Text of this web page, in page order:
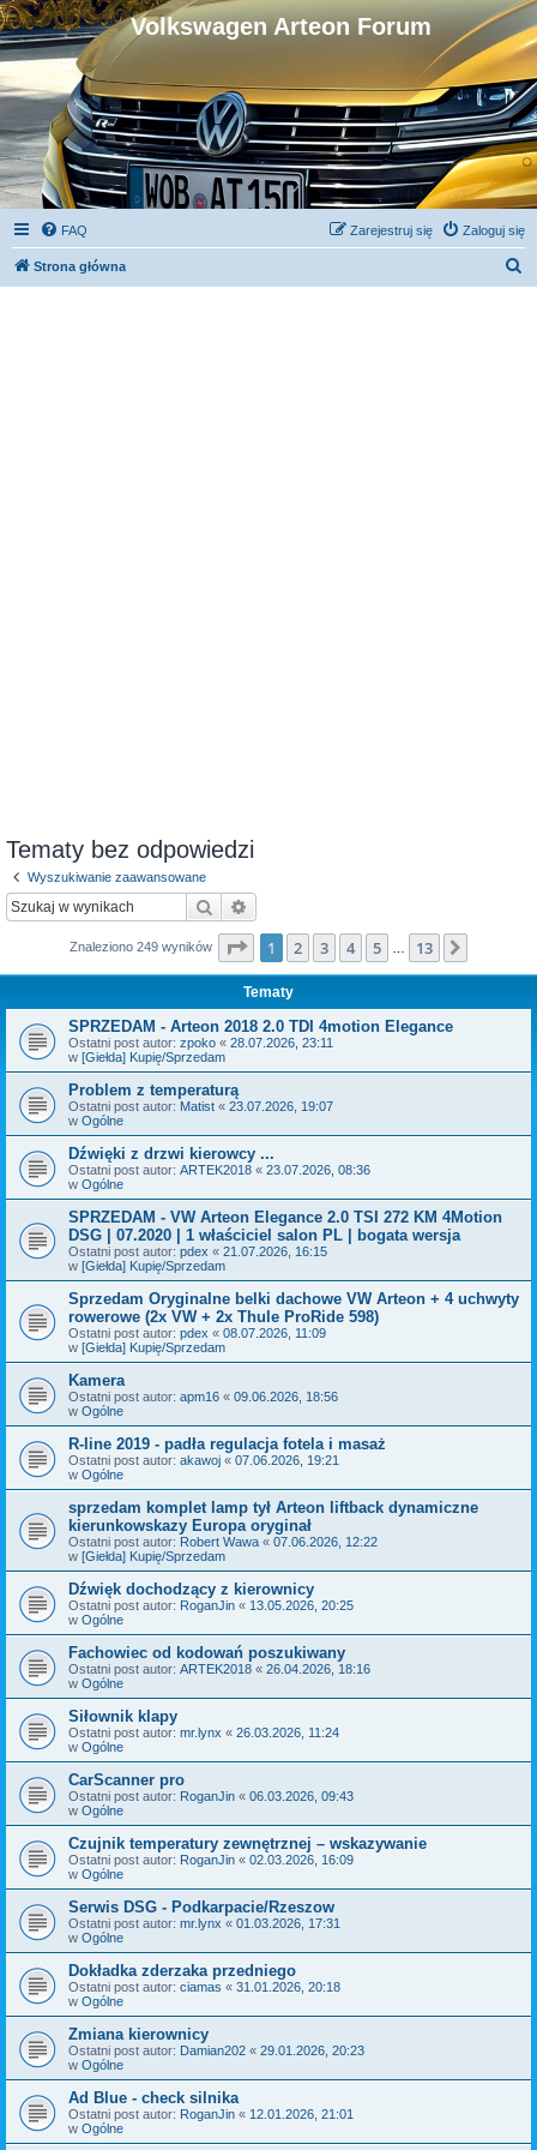
Volkswagen Arteon Forum
FAQ Zaloguj się
Zarejestruj się
Strona główna
Tematy bez odpowiedzi
Wyszukiwanie zaawansowane
Szukaj
Znaleziono 249 wyników Strona z13
1 2 3 4 5 13
Tematy
SPRZEDAM - Arteon 2018 2.0 TDI 4motion Elegance
Ostatni post autor: zpoko « 28.07.2026, 23:11
w [Giełda] Kupię/Sprzedam
Problem z temperaturą
Ostatni post autor: Matist « 23.07.2026, 19:07
w Ogólne
Dźwięki z drzwi kierowcy ...
Ostatni post autor: ARTEK2018 « 23.07.2026, 08:36
w Ogólne
SPRZEDAM - VW Arteon Elegance 2.0 TSI 272 KM 4Motion
DSG | 07.2020 | 1 właściciel salon PL | bogata wersja
Ostatni post autor: pdex « 21.07.2026, 16:15
w [Giełda] Kupię/Sprzedam
Sprzedam Oryginalne belki dachowe VW Arteon + 4 uchwyty
rowerowe (2x VW + 2x Thule ProRide 598)
Ostatni post autor: pdex « 08.07.2026, 11:09
w [Giełda] Kupię/Sprzedam
Kamera
Ostatni post autor: apm16 « 09.06.2026, 18:56
w Ogólne
R-line 2019 - padła regulacja fotela i masaż
Ostatni post autor: akawoj « 07.06.2026, 19:21
w Ogólne
sprzedam komplet lamp tył Arteon liftback dynamiczne
kierunkowskazy Europa oryginał
Ostatni post autor: Robert Wawa « 07.06.2026, 12:22
w [Giełda] Kupię/Sprzedam
Dźwięk dochodzący z kierownicy
Ostatni post autor: RoganJin « 13.05.2026, 20:25
w Ogólne
Fachowiec od kodowań poszukiwany
Ostatni post autor: ARTEK2018 « 26.04.2026, 18:16
w Ogólne
Siłownik klapy
Ostatni post autor: mr.lynx « 26.03.2026, 11:24
w Ogólne
CarScanner pro
Ostatni post autor: RoganJin « 06.03.2026, 09:43
w Ogólne
Czujnik temperatury zewnętrznej – wskazywanie
Ostatni post autor: RoganJin « 02.03.2026, 16:09
w Ogólne
Serwis DSG - Podkarpacie/Rzeszow
Ostatni post autor: mr.lynx « 01.03.2026, 17:31
w Ogólne
Dokładka zderzaka przedniego
Ostatni post autor: ciamas « 31.01.2026, 20:18
w Ogólne
Zmiana kierownicy
Ostatni post autor: Damian202 « 29.01.2026, 20:23
w Ogólne
Ad Blue - check silnika
Ostatni post autor: RoganJin « 12.01.2026, 21:01
w Ogólne